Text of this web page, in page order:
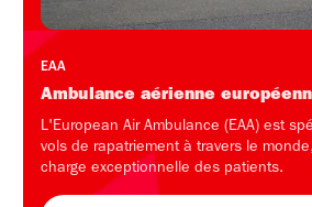
EAA
Ambulance aérienne
L'European Air Ambulance (EAA) est
vols de rapatriement à travers le
charge exceptionnelle des patients.